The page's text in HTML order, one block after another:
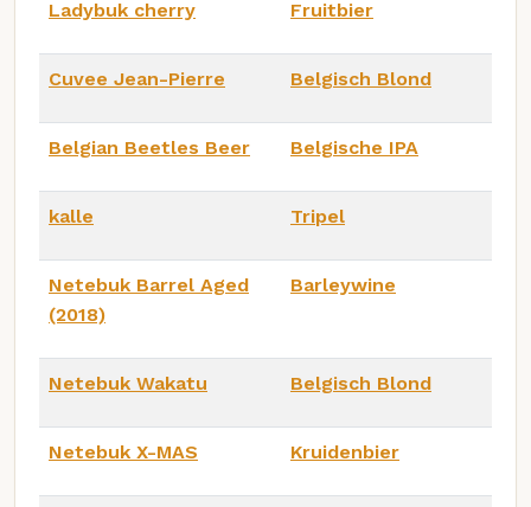
Ladybuk cherry Fruitbier
Cuvee Jean-Pierre Belgisch Blond
Belgian Beetles Beer Belgische IPA
kalle Tripel
Netebuk Barrel Aged
(2018)
Barleywine
Netebuk Wakatu Belgisch Blond
Netebuk X-MAS Kruidenbier